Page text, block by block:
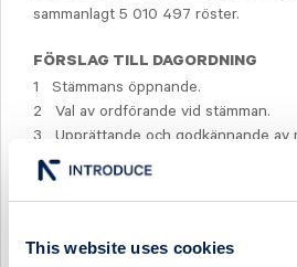
This website uses cookies
sammanlagt 5 010 497 röster.
FÖRSLAG TILL DAGORDNING
1 Stämmans öppnande.
2 Val av ordförande vid stämman.
3 Upprättande och godkännande av
4 Godkännande av dagordning.
5 Val av en eller två justeringsmän.
samt koncernredovisning och